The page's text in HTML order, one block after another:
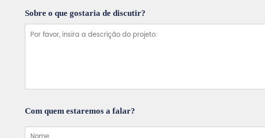
Sobre o que gostaria de discutir?
Com quem estaremos a falar?